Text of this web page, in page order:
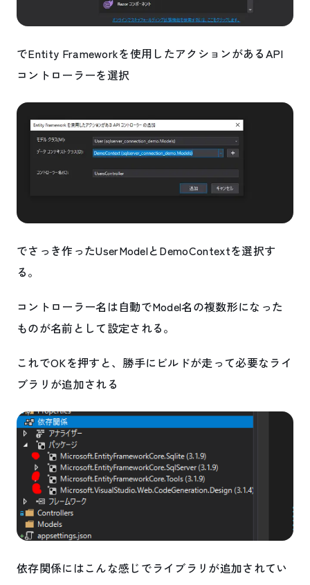
でEntity Frameworkを使用したアクションがあるAPI
コントローラーを選択
でさっき作ったUserModelとDemoContextを選択す
る。
コントローラー名は自動でModel名の複数形になった
ものが名前として設定される。
これでOKを押すと、勝手にビルドが走って必要なライ
ブラリが追加される
依存関係にはこんな感じでライブラリが追加されてい